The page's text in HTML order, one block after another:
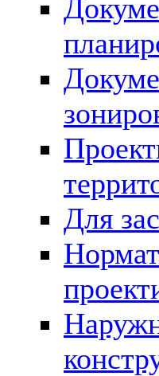
Для